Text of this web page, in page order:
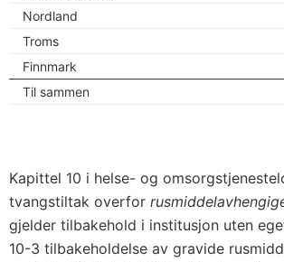
Nordland
Troms
Finnmark
Til sammen
Kapittel 10 i helse- og
tvangstiltak overfor
gjelder tilbakehold i institusjon uten
10-3 tilbakeholdelse av gravide